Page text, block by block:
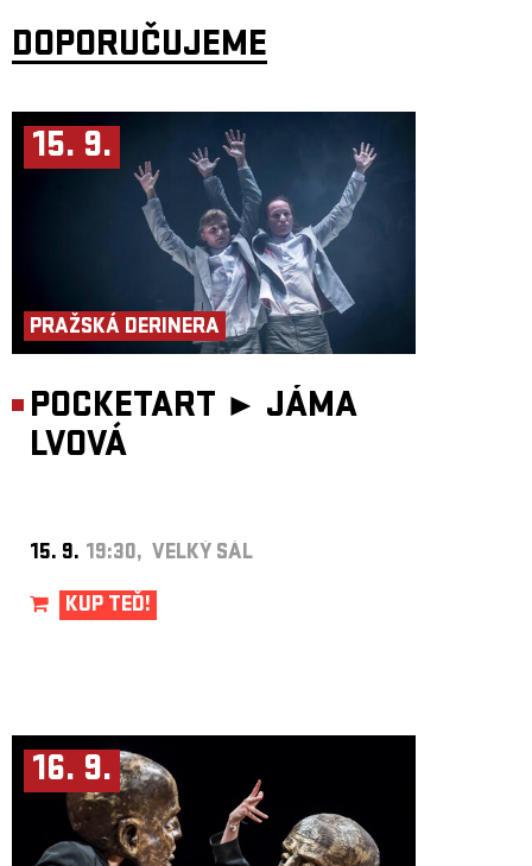
DOPORUČUJEME
15. 9.
PRAŽSKÁ DERINERA
POCKETART ► JÁMA
LVOVÁ
15. 9. 19:30, VELKÝ SÁL
KUP TEĎ!
16. 9.